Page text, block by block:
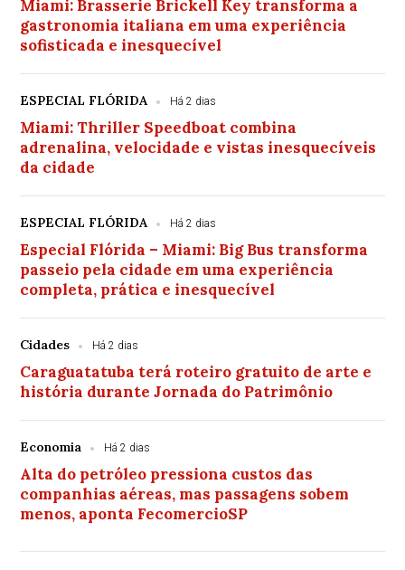
Miami: Brasserie Brickell Key transforma a
gastronomia italiana em uma experiência
sofisticada e inesquecível
ESPECIAL FLÓRIDA Há 2 dias
Miami: Thriller Speedboat combina
adrenalina, velocidade e vistas inesquecíveis
da cidade
ESPECIAL FLÓRIDA Há 2 dias
Especial Flórida – Miami: Big Bus transforma
passeio pela cidade em uma experiência
completa, prática e inesquecível
Cidades Há 2 dias
Caraguatatuba terá roteiro gratuito de arte e
história durante Jornada do Patrimônio
Economia Há 2 dias
Alta do petróleo pressiona custos das
companhias aéreas, mas passagens sobem
menos, aponta FecomercioSP